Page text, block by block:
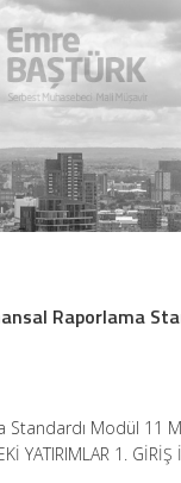
Raporlama
Standardı Modül 11
YATIRIMLAR 1.